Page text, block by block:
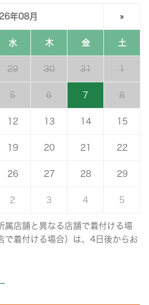
年08月 »
水 木 金 土
29 30 31 1
5 6 7 8
12 13 14 15
19 20 21 22
26 27 28 29
2 3 4 5
店舗と異なる店舗で着付ける場
で着付ける場合）は、4日後からお